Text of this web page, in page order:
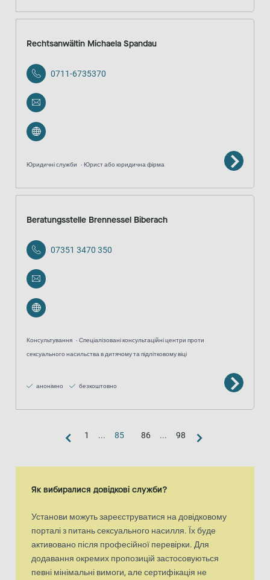
Rechtsanwältin Michaela Spandau
0711-6735370
Юридичні служби Юрист або юридична фірма
Beratungsstelle Brennessel Biberach
07351 3470 350
Консультування
Спеціалізовані консультаційні центри проти
сексуального насильства в дитячому та підлітковому віці
анонімно безкоштовно
1 ... 85 86 ... 98
Вигляд «карта»
Як вибиралися довідкові служби?
Установи можуть зареєструватися на довідковому
порталі з питань сексуального насилля. Їх буде
активовано після професійної перевірки. Для
додавання окремих пропозицій застосовуються
певні мінімальні вимоги, але сертифікація не